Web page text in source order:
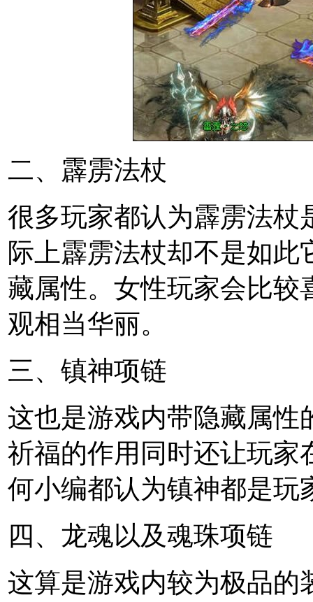
二、霹雳法杖
很多玩家都认为霹雳法杖
际上霹雳法杖却不是如
藏属性。女性玩家会比较
观相当华丽。
三、镇神项链
这也是游戏内带隐藏属性
祈福的作用同时还让玩家
何小编都认为镇神都是玩
四、龙魂以及魂珠项链
这算是游戏内较为极品的